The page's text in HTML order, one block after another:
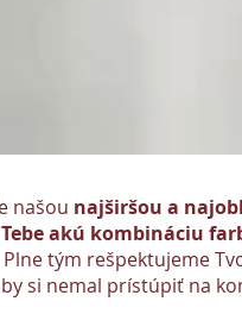
našou najširšou a
akú kombináciu
tým rešpektujeme
si nemal prístúpiť na